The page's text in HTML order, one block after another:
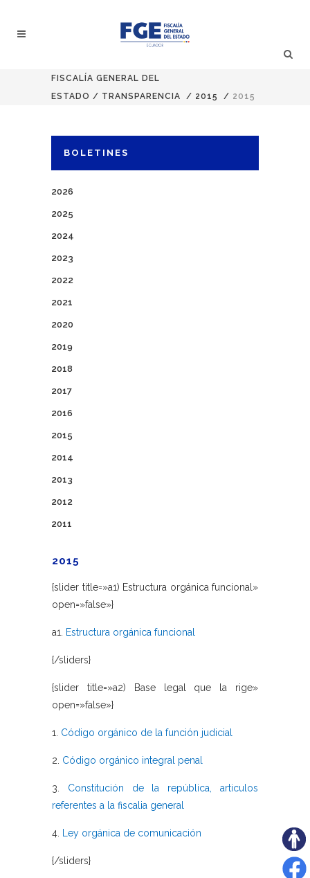
FISCALÍA GENERAL DEL
ESTADO / TRANSPARENCIA / 2015 / 2015
BOLETINES
2026
2025
2024
2023
2022
2021
2020
2019
2018
2017
2016
2015
2014
2013
2012
2011
2015
{slider title=»a1) Estructura orgánica funcional»
open=»false»}
a1. Estructura orgánica funcional
{/sliders}
{slider title=»a2) Base legal que la rige»
open=»false»}
1. Código orgánico de la función judicial
2. Código orgánico integral penal
3. Constitución de la república, articulos
referentes a la fiscalia general
4. Ley orgánica de comunicación
{/sliders}